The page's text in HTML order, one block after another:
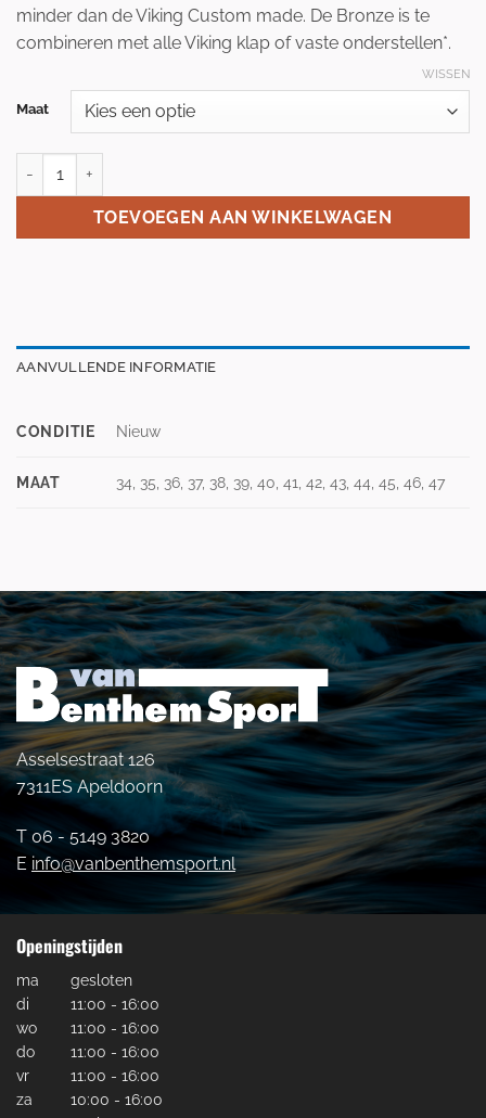
minder dan de Viking Custom made. De Bronze is te
combineren met alle Viking klap of vaste onderstellen*.
Maat
WISSEN
TOEVOEGEN AAN WINKELWAGEN
AANVULLENDE INFORMATIE
CONDITIE Nieuw
MAAT 34, 35, 36, 37, 38, 39, 40, 41, 42, 43, 44, 45, 46, 47
Asselsestraat 126
7311ES Apeldoorn
T 06 - 5149 3820
E info@vanbenthemsport.nl
Openingstijden
ma
gesloten
di
11:00 - 16:00
wo
11:00 - 16:00
do
11:00 - 16:00
vr
11:00 - 16:00
za
10:00 - 16:00